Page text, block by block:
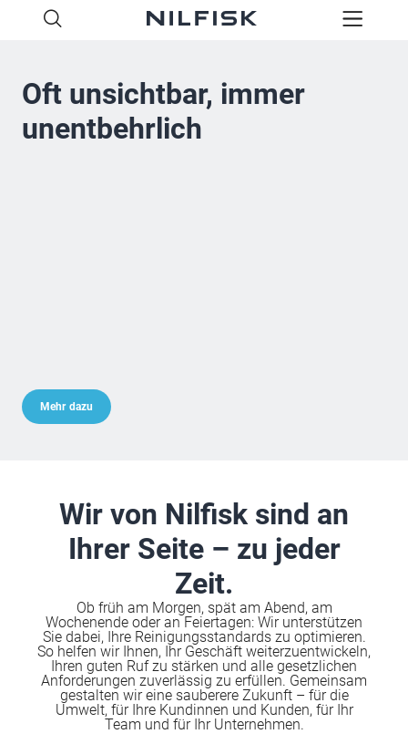
Oft unsichtbar, immer
unentbehrlich
Mehr dazu
Wir von Nilfisk sind an
Ihrer Seite – zu jeder
Zeit.
Ob früh am Morgen, spät am Abend, am
Wochenende oder an Feiertagen: Wir unterstützen
Sie dabei, Ihre Reinigungsstandards zu optimieren.
So helfen wir Ihnen, Ihr Geschäft weiterzuentwickeln,
Ihren guten Ruf zu stärken und alle gesetzlichen
Anforderungen zuverlässig zu erfüllen. Gemeinsam
gestalten wir eine sauberere Zukunft – für die
Umwelt, für Ihre Kundinnen und Kunden, für Ihr
Team und für Ihr Unternehmen.